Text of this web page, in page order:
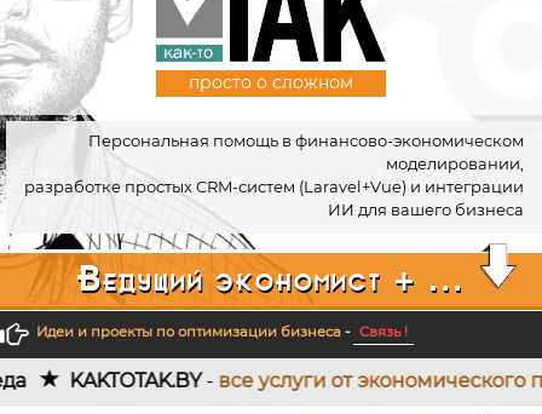
просто о сложном
Ведущий экономист + ...
Персональная помощь в финансово-экономическом
моделировании,
разработке простых CRM-систем (Laravel+Vue) и интеграции
ИИ для вашего бизнеса
Идеи и проекты по оптимизации бизнеса - Связь !
-все услуги от экономического